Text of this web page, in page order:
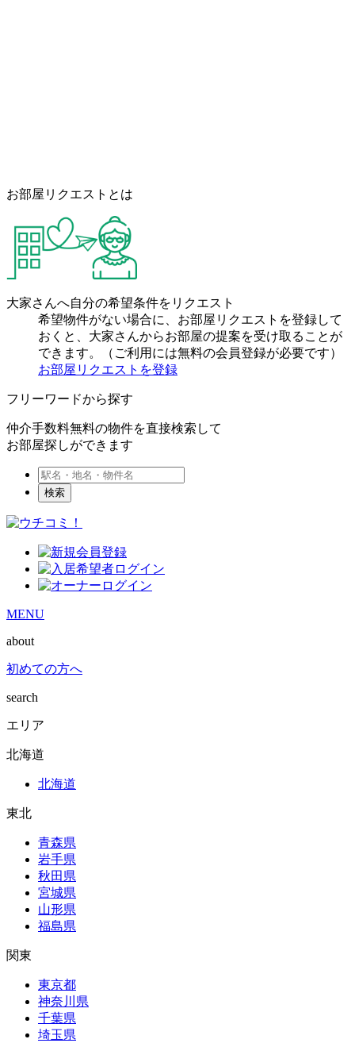
お部屋リクエストとは
大家さんへ自分の希望条件をリクエスト
希望物件がない場合に、お部屋リクエストを登録して
おくと、大家さんからお部屋の提案を受け取ることが
できます。（ご利用には無料の会員登録が必要です）
お部屋リクエストを登録
フリーワードから探す
仲介手数料無料の物件を直接検索して
お部屋探しができます
検索
MENU
about
初めての方へ
search
エリア
北海道
北海道
東北
青森県
岩手県
秋田県
宮城県
山形県
福島県
関東
東京都
神奈川県
千葉県
埼玉県